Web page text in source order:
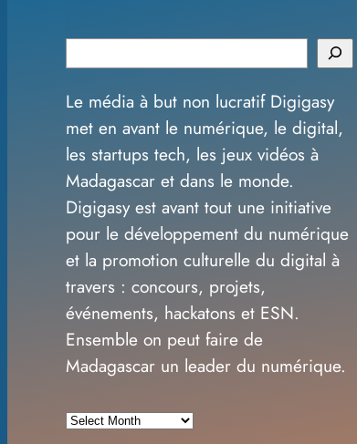
e
a
r
c
h
Le média à but non lucratif Digigasy
met en avant le numérique, le digital,
les startups tech, les jeux vidéos à
Madagascar et dans le monde.
Digigasy est avant tout une initiative
pour le développement du numérique
et la promotion culturelle du digital à
travers : concours, projets,
événements, hackatons et ESN.
Ensemble on peut faire de
Madagascar un leader du numérique.
A